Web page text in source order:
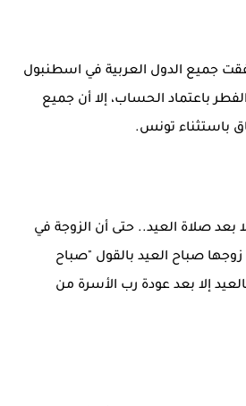
أكد أنه سنة 1978 اتفقت جميع الدول العربية في اسطنبول
باعتماد الحساب، إلا أن جميع
باستثناء تونس.
بعد صلاة العيد.. حتى أن الزوجة في
صباح العيد بالقول "صباح
إلا بعد عودة رب الأسرة من